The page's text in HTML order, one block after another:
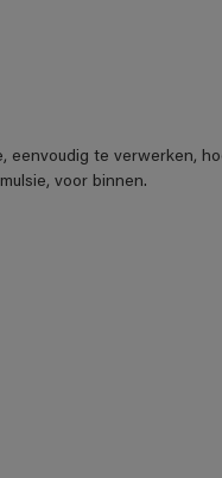
eenvoudig te verwerken,
voor binnen.